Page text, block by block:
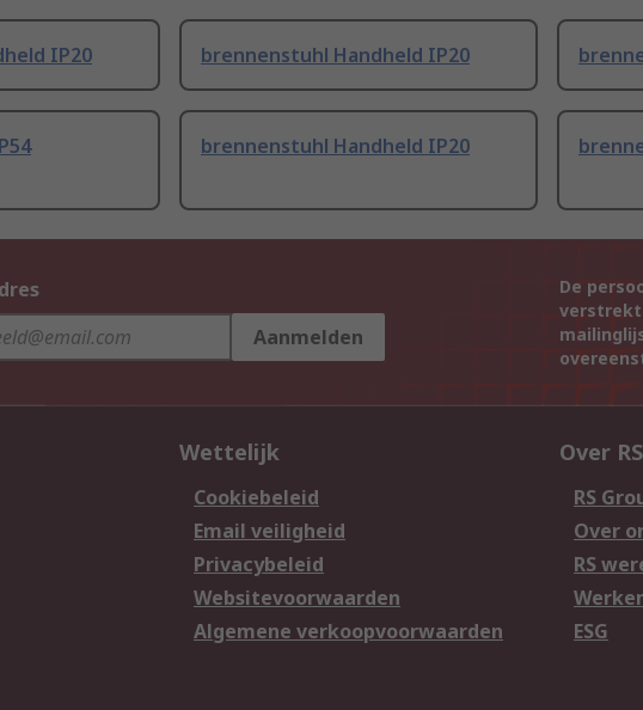
IP20 brennenstuhl Handheld IP20
brennenstuhl Handheld IP20
Aanmelden
De
verstrekt
Wettelijk
Cookiebeleid
Email veiligheid
Privacybeleid
Websitevoorwaarden
Algemene verkoopvoorwaarden
Over RS
RS
Over
RS
ESG